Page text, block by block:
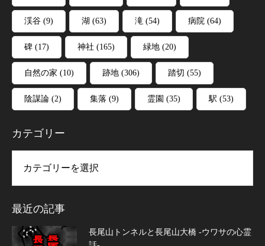
渓谷 (9) 湖 (63) 滝 (54) 病院 (64)
碑 (17) 神社 (165) 緑地 (20)
自然の家 (10) 跡地 (306) 踏切 (55)
陰謀論 (2) 集落 (9) 霊園 (35) 駅 (53)
カテゴリー
最近の記事
長尾山トンネルと長尾山大橋 -ウワサの心霊